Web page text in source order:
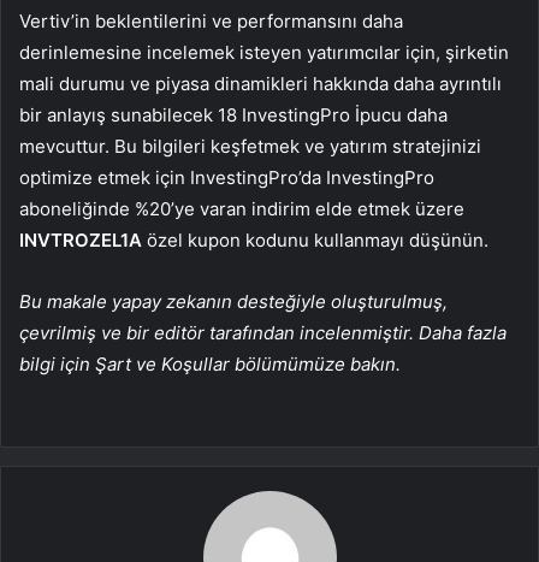
Vertiv’in beklentilerini ve performansını daha
derinlemesine incelemek isteyen yatırımcılar için, şirketin
mali durumu ve piyasa dinamikleri hakkında daha ayrıntılı
bir anlayış sunabilecek 18 InvestingPro İpucu daha
mevcuttur. Bu bilgileri keşfetmek ve yatırım stratejinizi
optimize etmek için InvestingPro’da InvestingPro
aboneliğinde %20’ye varan indirim elde etmek üzere
INVTROZEL1A özel kupon kodunu kullanmayı düşünün.
Bu makale yapay zekanın desteğiyle oluşturulmuş,
çevrilmiş ve bir editör tarafından incelenmiştir. Daha fazla
bilgi için Şart ve Koşullar bölümümüze bakın.